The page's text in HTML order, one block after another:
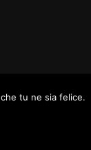
tu ne sia felice.